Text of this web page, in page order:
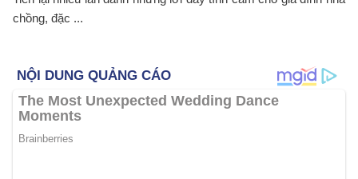
chồng, đặc ...